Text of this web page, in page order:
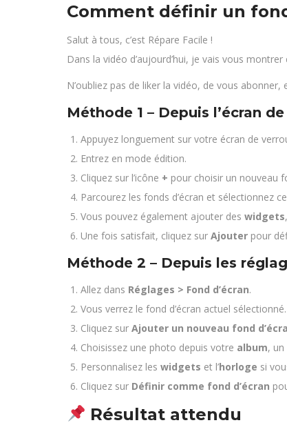
Comment définir un
Salut à tous, c’est Répare Facile !
Dans la vidéo d’aujourd’hui, je vais vous
N’oubliez pas de liker la vidéo, de vous
Méthode 1 – Depuis l’écran
Appuyez longuement sur votre écran de
Entrez en mode édition.
Cliquez sur l’icône + pour choisir un nouveau
Parcourez les fonds d’écran et sélectionnez
Vous pouvez également ajouter des widgets
Une fois satisfait, cliquez sur Ajouter pour
Méthode 2 – Depuis les
Allez dans Réglages > Fond d’écran.
Vous verrez le fond d’écran actuel sélectionné.
Cliquez sur Ajouter un nouveau fond
Choisissez une photo depuis votre album, un
Personnalisez les widgets et l’horloge si
Cliquez sur Définir comme fond d’écran
Résultat attendu